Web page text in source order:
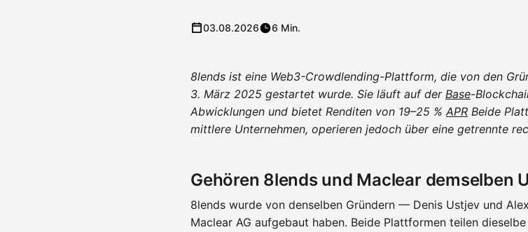
03.08.2026 6 Min.
8lends ist eine Web3-Crowdlending-Plattform, die von den
3. März 2025 gestartet wurde. Sie läuft auf der Base-
Abwicklungen und bietet Renditen von 19–25 % APR Beide
mittlere Unternehmen, operieren jedoch über eine getrennte
Gehören 8lends und Maclear demselben
8lends wurde von denselben Gründern — Denis Ustjev und
Maclear AG aufgebaut haben. Beide Plattformen teilen